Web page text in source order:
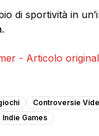
di sportività in
- Articolo
Controversie
Indie Games